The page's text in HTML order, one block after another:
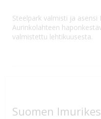
Steelpark valmisti ja asensi
Aurinkolahteen
valmistettu lehtikuusesta.
Suomen